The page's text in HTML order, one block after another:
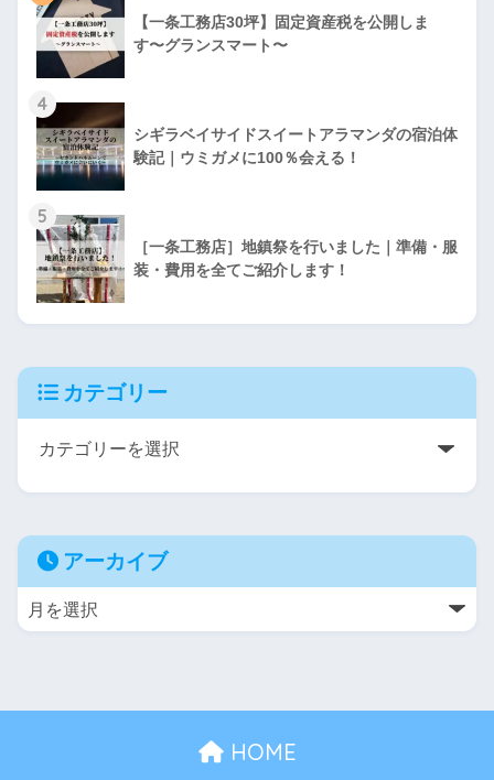
【一条工務店30坪】固定資産税を公開しま
す〜グランスマート〜
4
シギラベイサイドスイートアラマンダの宿泊体
験記｜ウミガメに100％会える！
5
［一条工務店］地鎮祭を行いました｜準備・服
装・費用を全てご紹介します！
カテゴリー
アーカイブ
HOME